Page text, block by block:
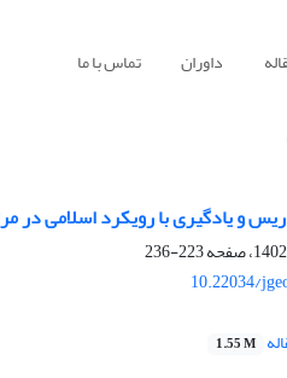
داوران تماس با ما
و یادگیری با رویکرد اسلامی در
223-236
10.22034/
1.55 M